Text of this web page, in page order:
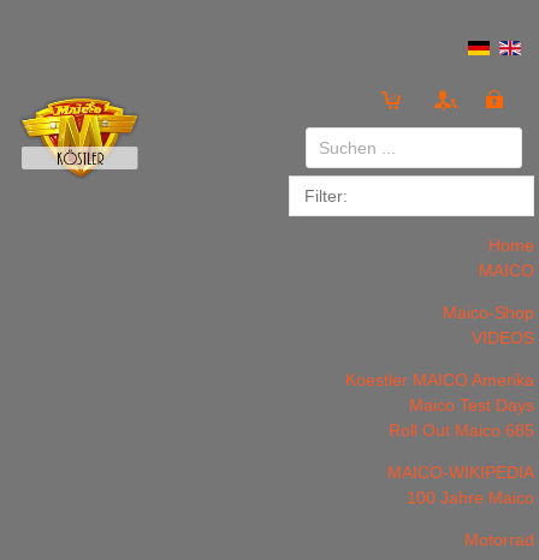
Home
MAICO
Maico-Shop
VIDEOS
Koestler MAICO Amerika
Maico Test Days
Roll Out Maico 685
MAICO-WIKIPEDIA
100 Jahre Maico
Motorrad
Anmelden